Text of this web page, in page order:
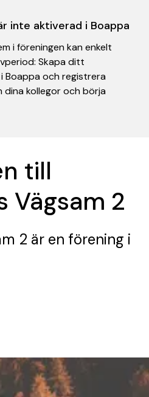
inte aktiverad i Boappa
i föreningen kan enkelt
Skapa ditt
Boappa och registrera
dina kollegor och börja
till
Vägsam 2
2 är en förening i